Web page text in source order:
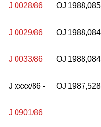
J 0028/86 OJ 1988,085
J 0029/86 OJ 1988,084
J 0033/86 OJ 1988,084
J xxxx/86 - OJ 1987,528
J 0901/86